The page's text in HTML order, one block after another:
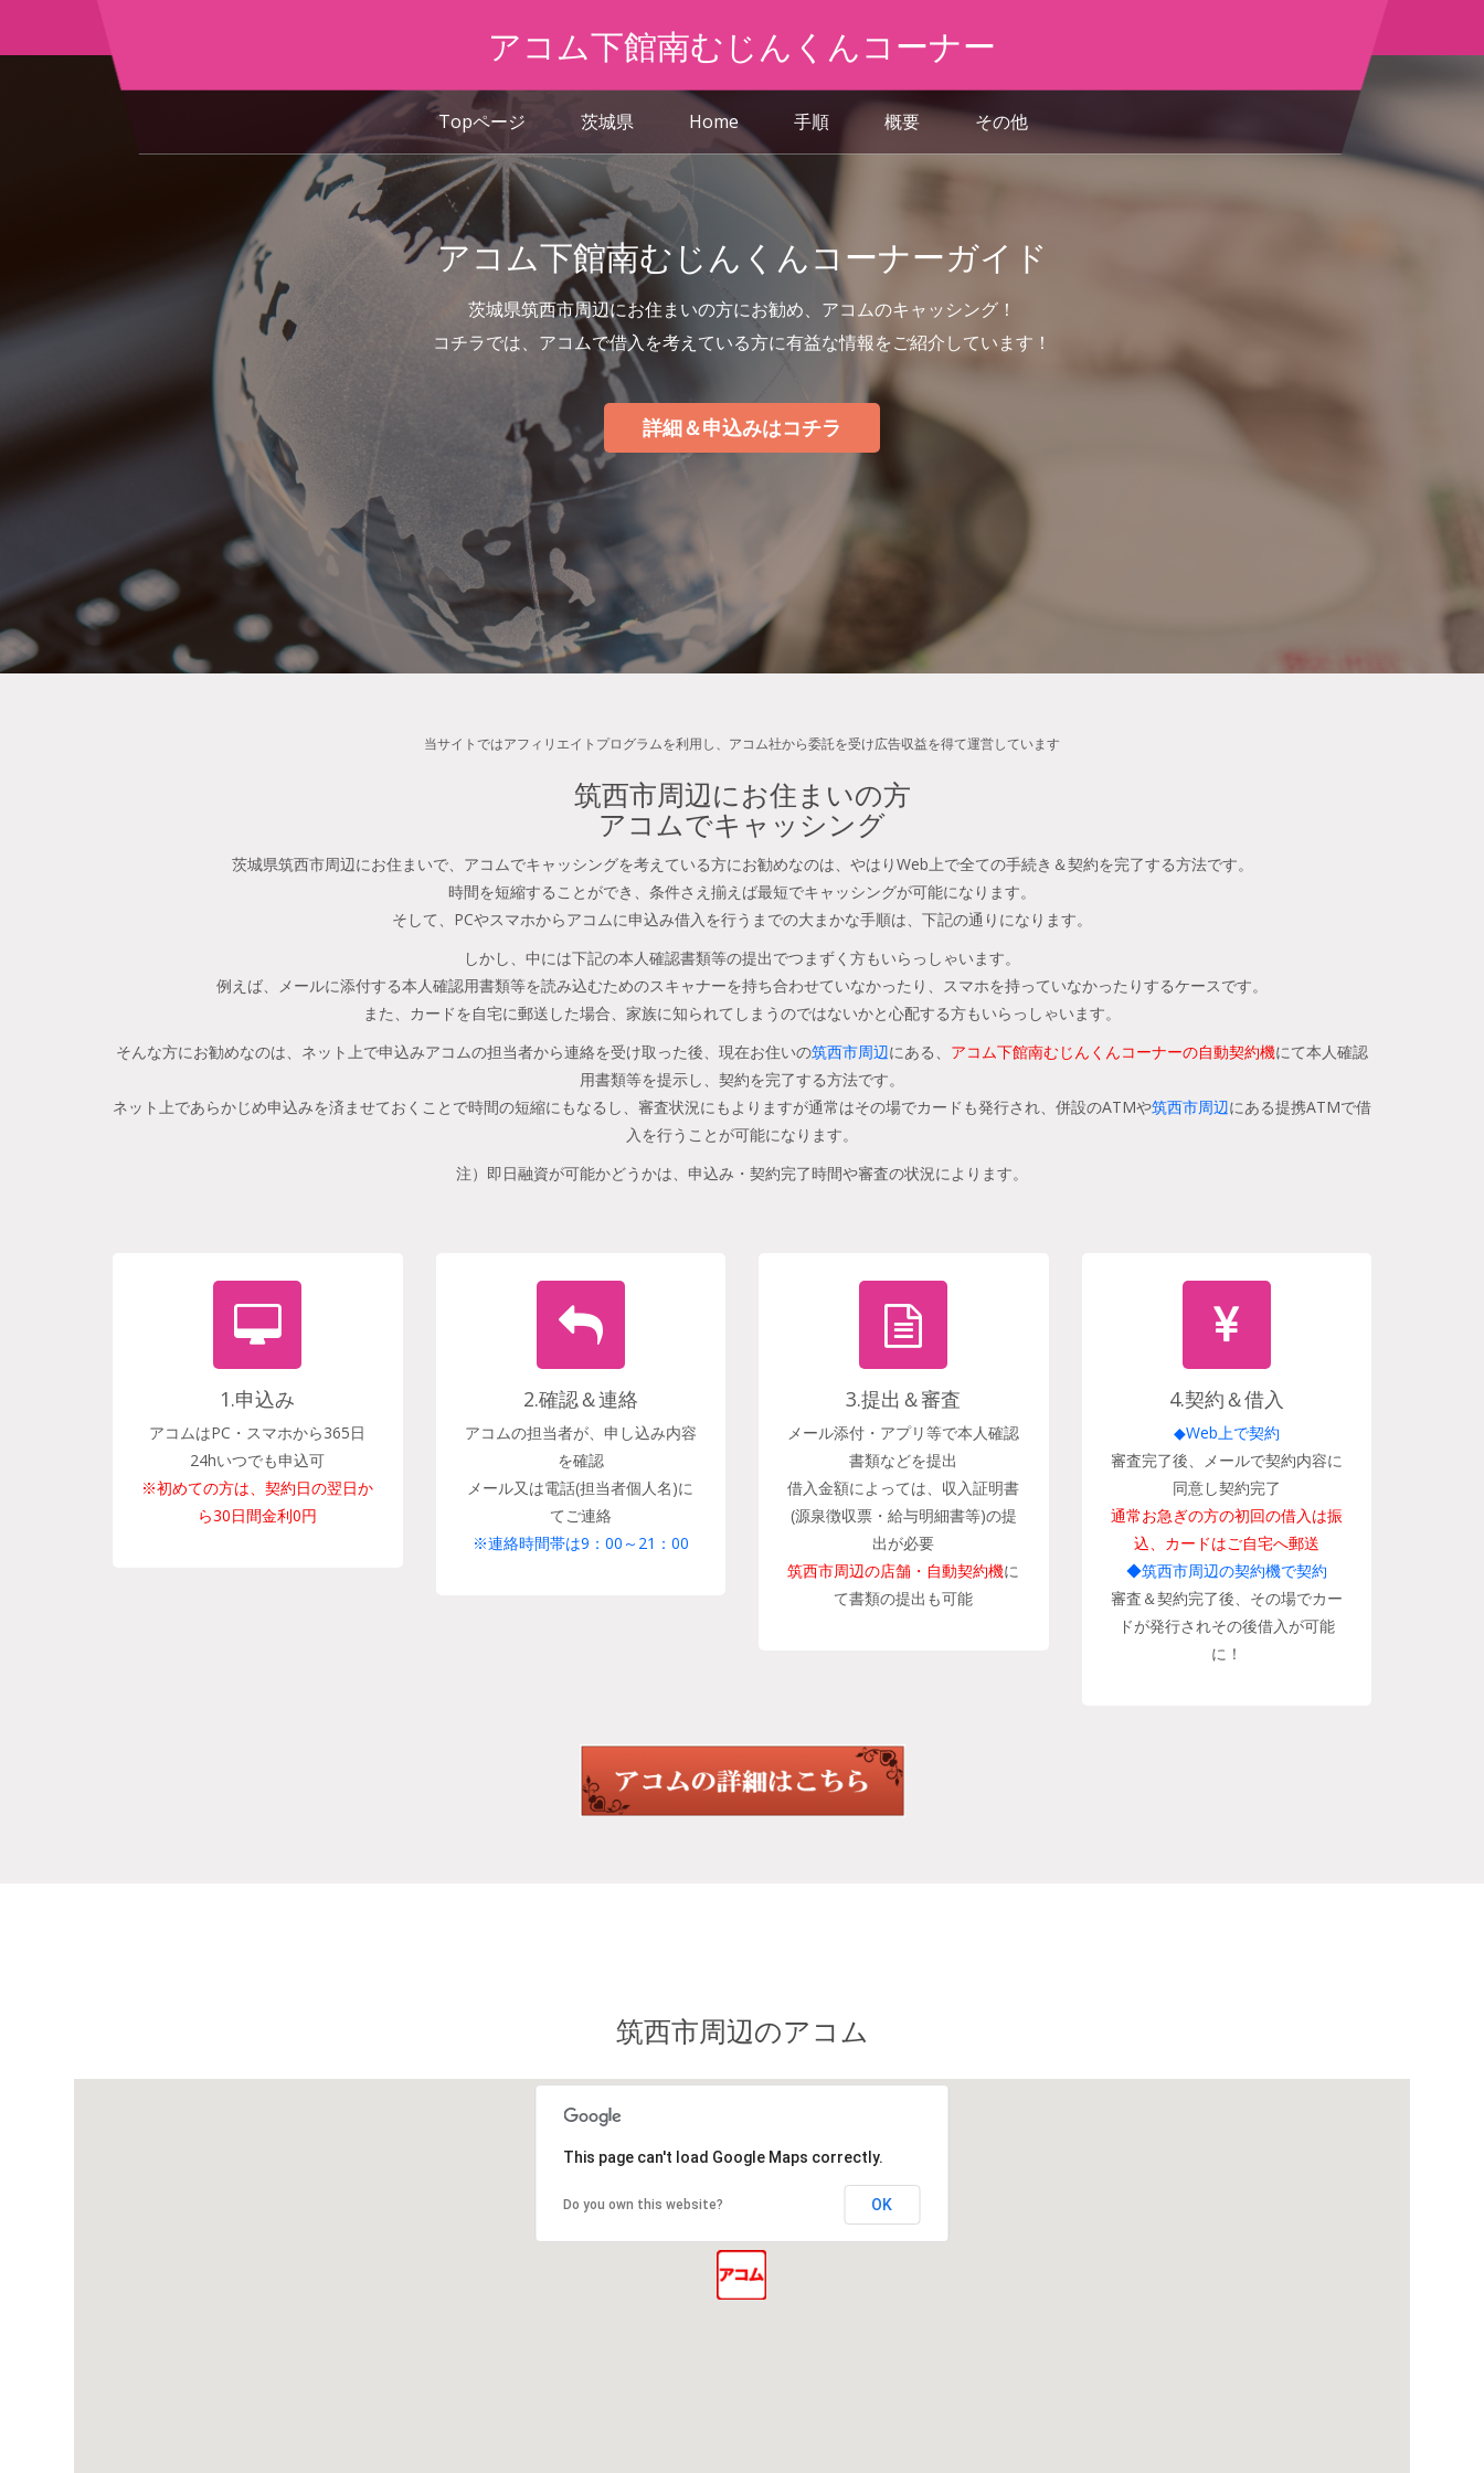
アコム下館南むじんくんコーナー
Topページ 茨城県 Home 手順 概要 その他
アコム下館南むじんくんコーナーガイド
茨城県筑西市周辺にお住まいの方にお勧め、アコムのキャッシング！
コチラでは、アコムで借入を考えている方に有益な情報をご紹介しています！
詳細＆申込みはコチラ
当サイトではアフィリエイトプログラムを利用し、アコム社から委託を受け広告収益を得て運営しています
筑西市周辺にお住まいの方
アコムでキャッシング
茨城県筑西市周辺にお住まいで、アコムでキャッシングを考えている方にお勧めなのは、やはりWeb上で全ての手続き＆契約を完了する方法です。
時間を短縮することができ、条件さえ揃えば最短でキャッシングが可能になります。
そして、PCやスマホからアコムに申込み借入を行うまでの大まかな手順は、下記の通りになります。
しかし、中には下記の本人確認書類等の提出でつまずく方もいらっしゃいます。
例えば、メールに添付する本人確認用書類等を読み込むためのスキャナーを持ち合わせていなかったり、スマホを持っていなかったりするケースです。
また、カードを自宅に郵送した場合、家族に知られてしまうのではないかと心配する方もいらっしゃいます。
そんな方にお勧めなのは、ネット上で申込みアコムの担当者から連絡を受け取った後、現在お住いの筑西市周辺にある、 アコム下館南むじんくんコーナーの自動契約機にて本人確認
用書類等を提示し、契約を完了する方法です。
ネット上であらかじめ申込みを済ませておくことで時間の短縮にもなるし、審査状況にもよりますが通常はその場でカードも発行され、併設のATMや筑西市周辺にある提携ATMで借
入を行うことが可能になります。
注）即日融資が可能かどうかは、申込み・契約完了時間や審査の状況によります。
1.申込み
アコムはPC・スマホから365日
24hいつでも申込可
※初めての方は、契約日の翌日か
ら30日間金利0円
2.確認＆連絡
アコムの担当者が、申し込み内容
を確認
メール又は電話(担当者個人名)に
てご連絡
※連絡時間帯は9：00～21：00
3.提出＆審査
メール添付・アプリ等で本人確認
書類などを提出
借入金額によっては、収入証明書
(源泉徴収票・給与明細書等)の提
出が必要
筑西市周辺の店舗・自動契約機に
て書類の提出も可能
4.契約＆借入
◆Web上で契約
審査完了後、メールで契約内容に
同意し契約完了
通常お急ぎの方の初回の借入は振
込、カードはご自宅へ郵送
◆筑西市周辺の契約機で契約
審査＆契約完了後、その場でカー
ドが発行されその後借入が可能
に！
筑西市周辺のアコム
This page can't load Google Maps correctly.
Do you own this website? OK